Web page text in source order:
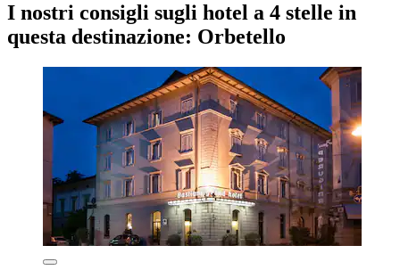
I nostri consigli sugli hotel a 4 stelle in
questa destinazione: Orbetello